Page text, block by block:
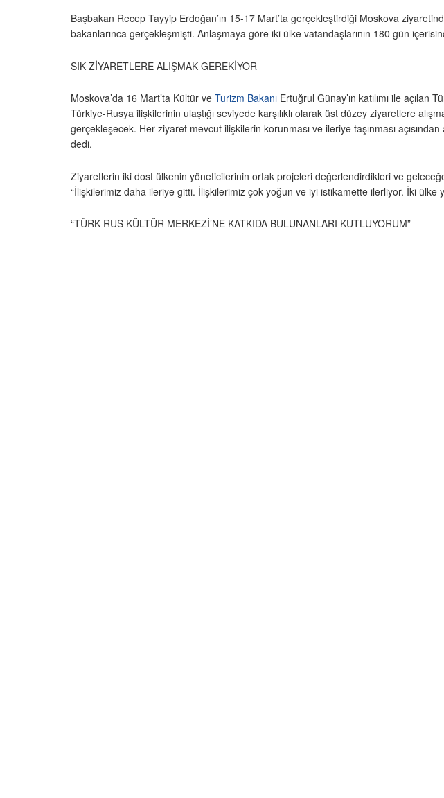
Başbakan Recep Tayyip Erdoğan’ın 15-17 Mart’ta gerçekleştirdiği Moskova
bakanlarınca gerçekleşmişti. Anlaşmaya göre iki ülke vatandaşlarının 180 gün
SIK ZİYARETLERE ALIŞMAK GEREKİYOR
Moskova’da 16 Mart’ta Kültür ve Turizm Bakanı Ertuğrul Günay’ın katılımı ile açılan
Türkiye-Rusya ilişkilerinin ulaştığı seviyede karşılıklı olarak üst düzey ziyaretlere
gerçekleşecek. Her ziyaret mevcut ilişkilerin korunması ve ileriye taşınması
dedi.
Ziyaretlerin iki dost ülkenin yöneticilerinin ortak projeleri değerlendirdikleri ve
“İlişkilerimiz daha ileriye gitti. İlişkilerimiz çok yoğun ve iyi istikamette ilerliyor. İki
“TÜRK-RUS KÜLTÜR MERKEZİ’NE KATKIDA BULUNANLARI KUTLUYORUM”